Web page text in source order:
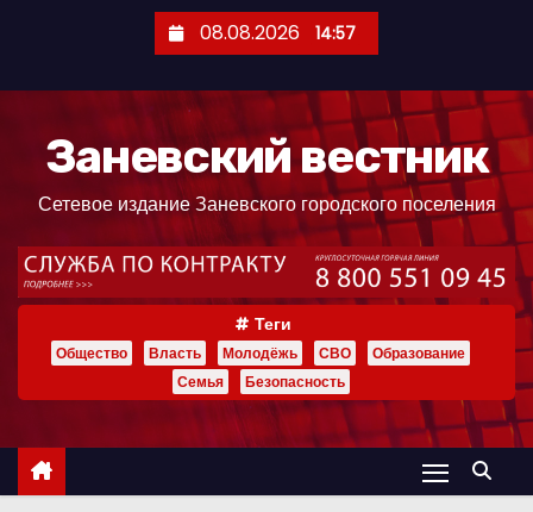
ж
08.08.2026 14:57
Заневский вестник
Сетевое издание Заневского городского поселения
Теги
Общество Власть Молодёжь СВО
Образование
Семья
Безопасность